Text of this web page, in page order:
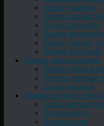
улица Чкалова
Скупка
Сдать запчасти
Выкуп
Сдать старую
Прием бытовой
Прием черного лома
Приём лома
Отходы черных
Сдать чёрный
Прием цветного лома
Сдать
Сдача жести
Прием меди